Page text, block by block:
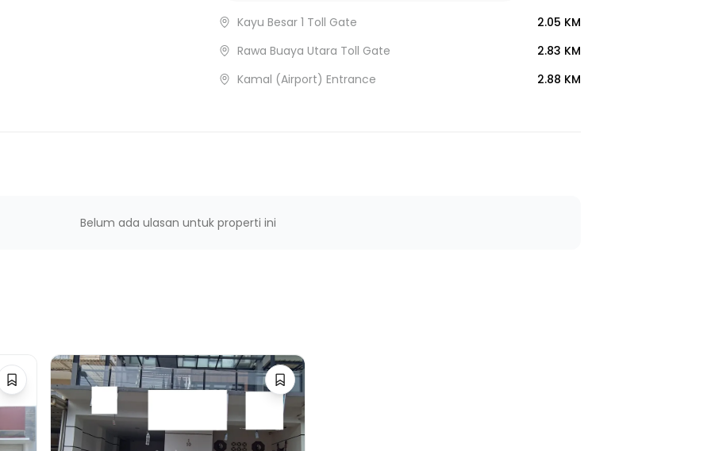
Kayu Besar 1 Toll Gate
2.05 KM
Rawa Buaya Utara Toll Gate
2.83 KM
Kamal (Airport) Entrance
2.88 KM
Belum ada ulasan untuk properti ini